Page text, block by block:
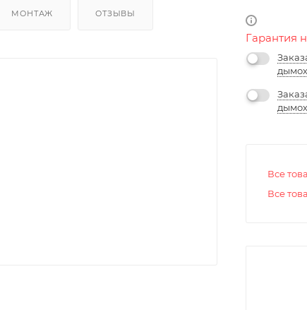
МОНТАЖ ОТЗЫВЫ
Гарантия
Все
Все